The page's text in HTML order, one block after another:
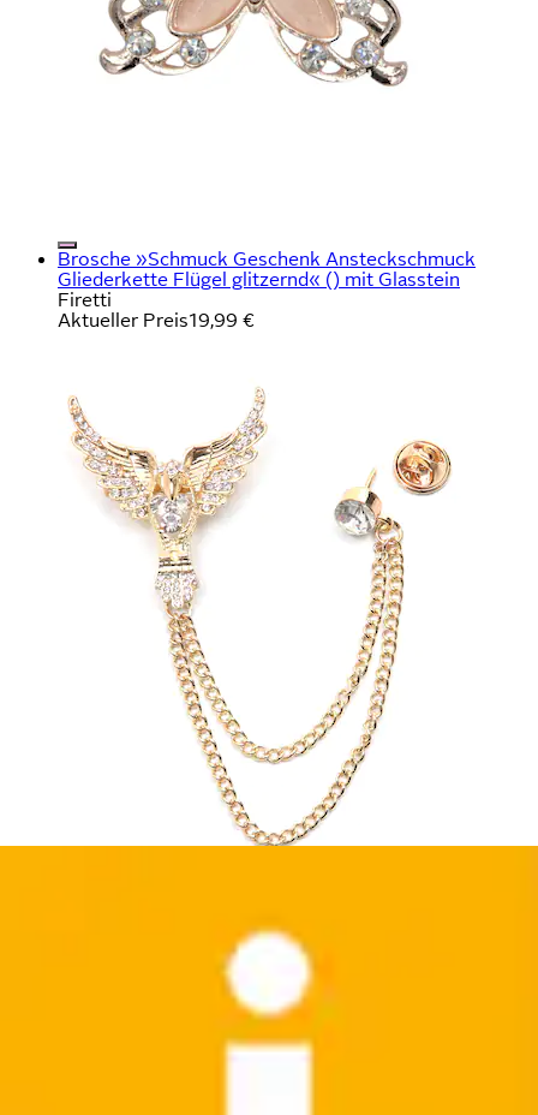
Brosche »Schmuck Geschenk Ansteckschmuck
Gliederkette Flügel glitzernd« () mit Glasstein
Firetti
Aktueller Preis19,99 €
Brosche »- Katze - Silber 925/000, vergoldet -
OSTSEE-SCHMUCK
150,99 €